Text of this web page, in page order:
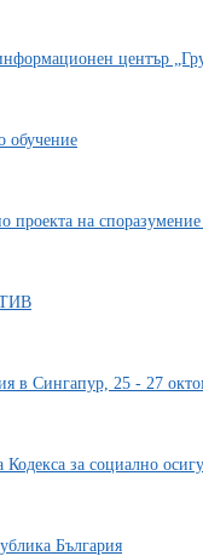
център
обучение
на
в Сингапур, 25 - 27
за социално
България